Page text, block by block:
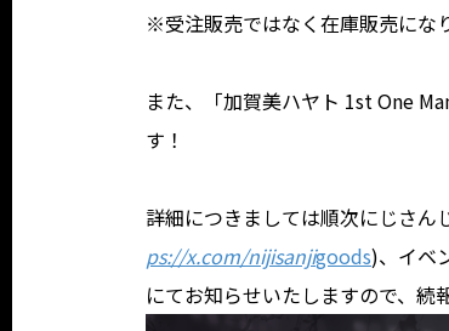
※受注販売ではなく在庫販売にな
また、「加賀美ハヤト 1st One
す！
詳細につきましては順次にじさ
ps://x.com/nijisanjigoods)、イベ
にてお知らせいたしますので、続